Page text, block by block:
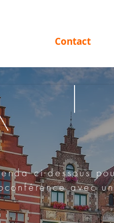
Contact
ci-dessous
avec